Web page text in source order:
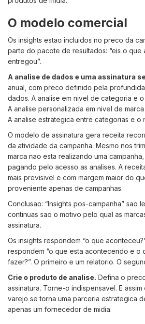
O modelo comercial
Os insights estao incluidos no preco da
parte do pacote de resultados: “eis o que
entregou”.
A analise de dados e uma assinatura
anual, com preco definido pela
dados. A analise em nivel de categoria e
A analise personalizada em nivel de
A analise estrategica entre categorias e o
O modelo de assinatura gera receita
da atividade da campanha. Mesmo nos
marca nao esta realizando uma
pagando pelo acesso as analises. A
mais previsivel e com margem maior do
proveniente apenas de campanhas.
Conclusao: “Insights pos-campanha” sao
continuas sao o motivo pelo qual as
assinatura.
Os insights respondem “o que
respondem “o que esta acontecendo e o
fazer?”. O primeiro e um relatorio. O
Crie o produto de analise. Defina o
assinatura. Torne-o indispensavel. E
varejo se torna uma parceria estrategica
apenas um fornecedor de midia.